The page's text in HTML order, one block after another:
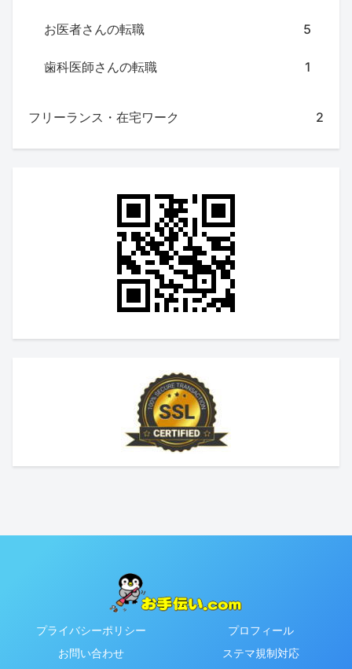
お医者さんの転職 5
歯科医師さんの転職 1
フリーランス・在宅ワーク 2
プライバシーポリシー
プロフィール
お問い合わせ
ステマ規制対応